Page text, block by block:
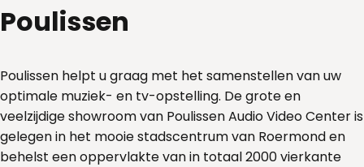
Poulissen
Poulissen helpt u graag met het samenstellen van uw
optimale muziek- en tv-opstelling. De grote en
veelzijdige showroom van Poulissen Audio Video Center is
gelegen in het mooie stadscentrum van Roermond en
behelst een oppervlakte van in totaal 2000 vierkante